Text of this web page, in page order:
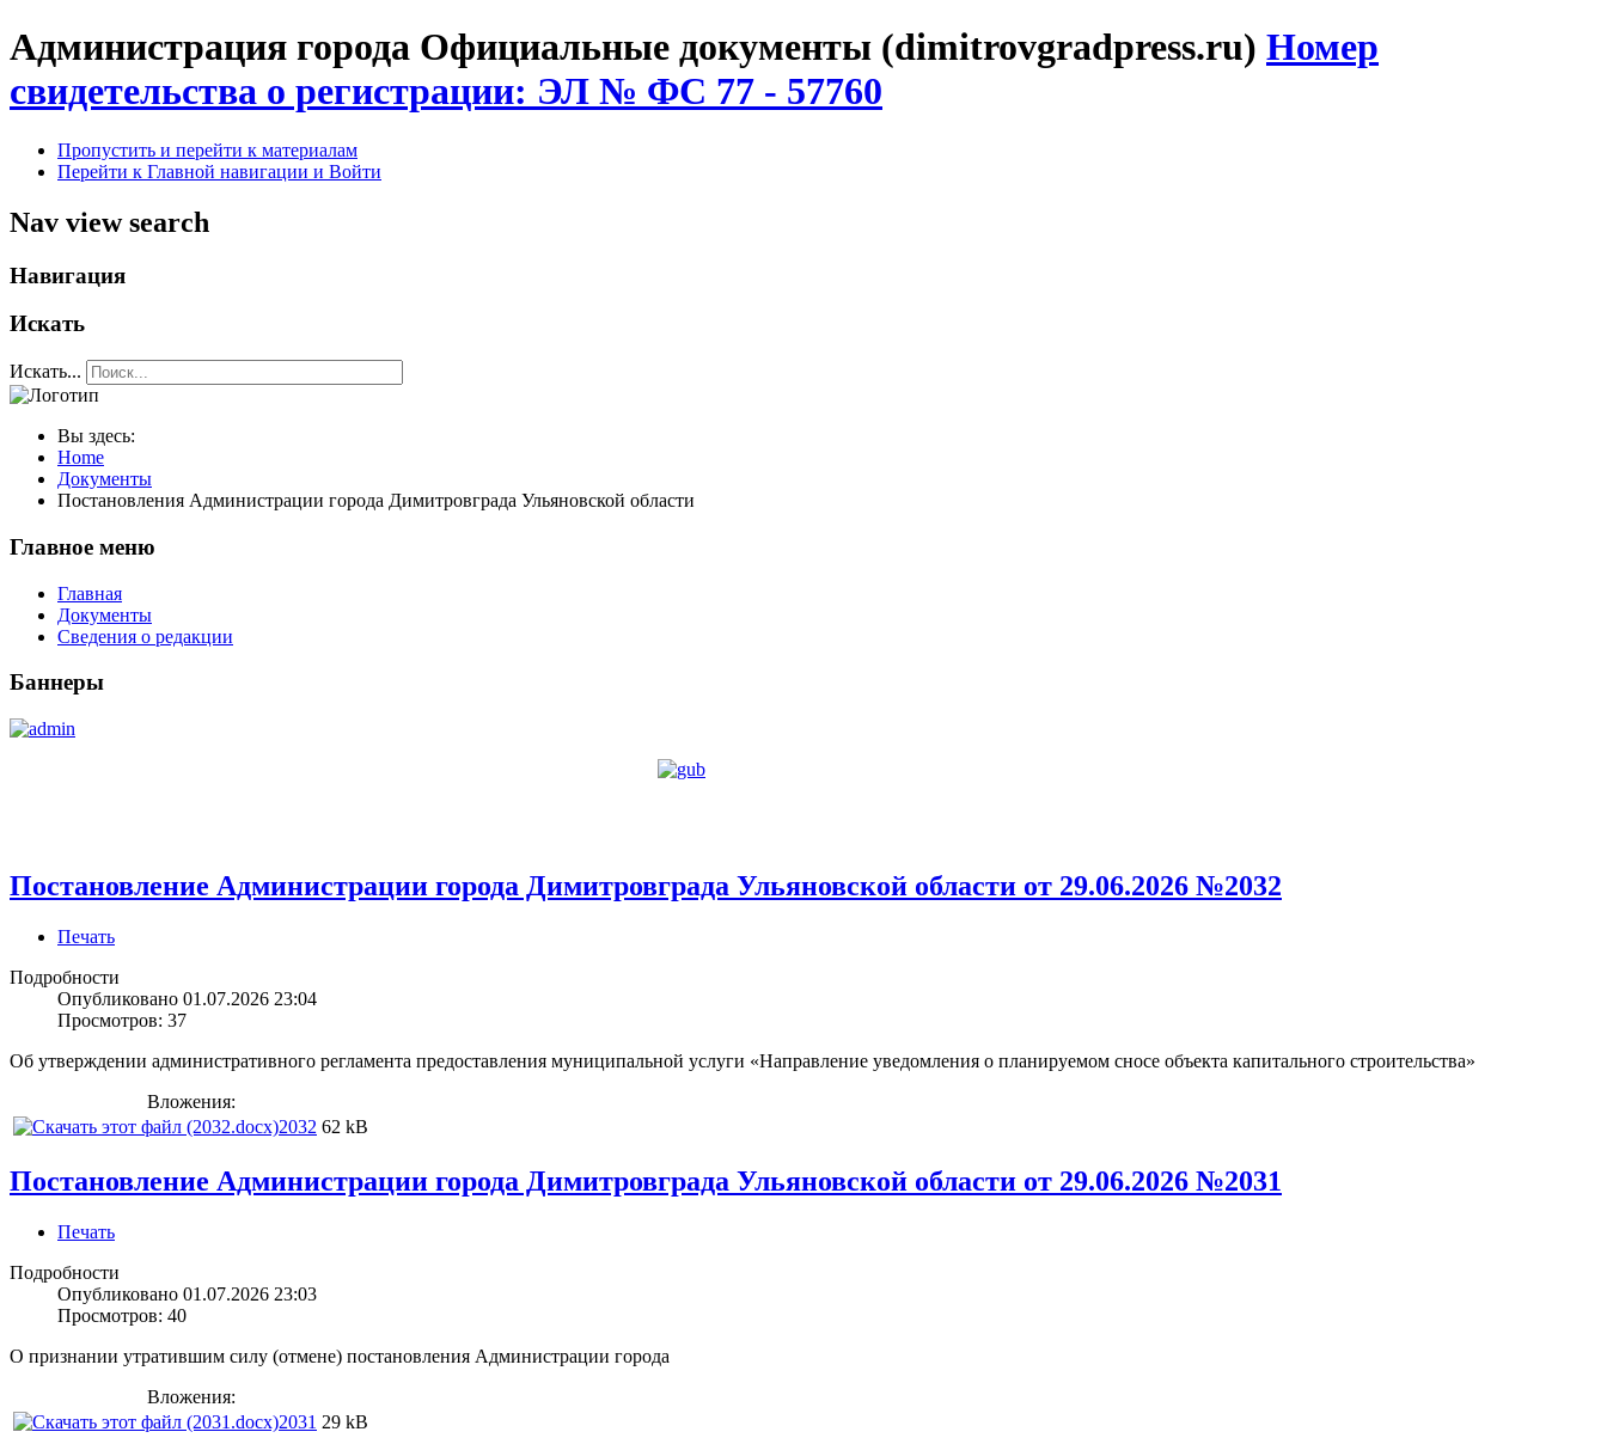
Администрация города Официальные документы (dimitrovgradpress.ru) Номер
свидетельства о регистрации: ЭЛ № ФС 77 - 57760
Пропустить и перейти к материалам
Перейти к Главной навигации и Войти
Nav view search
Навигация
Искать
Искать...
Вы здесь:
Home
Документы
Постановления Администрации города Димитровграда Ульяновской области
Главное меню
Главная
Документы
Сведения о редакции
Баннеры
Постановление Администрации города Димитровграда Ульяновской области от 29.06.2026 №2032
Печать
Подробности
Опубликовано 01.07.2026 23:04
Просмотров: 37
Об утверждении административного регламента предоставления муниципальной услуги «Направление уведомления о планируемом сносе объекта капитального строительства»
Вложения:
2032 62 kB
Постановление Администрации города Димитровграда Ульяновской области от 29.06.2026 №2031
Печать
Подробности
Опубликовано 01.07.2026 23:03
Просмотров: 40
О признании утратившим силу (отмене) постановления Администрации города
Вложения:
2031 29 kB